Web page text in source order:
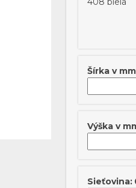
Šírka v
Výška v
Sieťovina: